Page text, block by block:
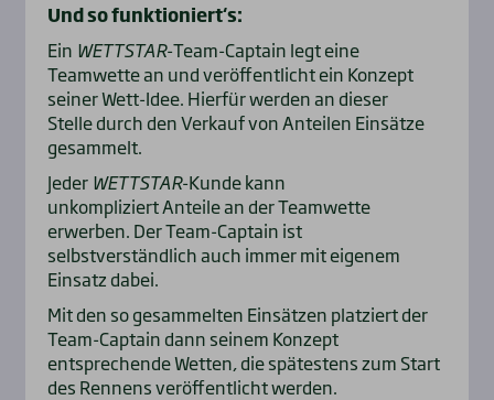
Und so funktioniert‘s:
Ein WETTSTAR-Team-Captain legt eine
Teamwette an und veröffentlicht ein Konzept
seiner Wett-Idee. Hierfür werden an dieser
Stelle durch den Verkauf von Anteilen Einsätze
gesammelt.
Jeder WETTSTAR-Kunde kann
unkompliziert Anteile an der Teamwette
erwerben. Der Team-Captain ist
selbstverständlich auch immer mit eigenem
Einsatz dabei.
Mit den so gesammelten Einsätzen platziert der
Team-Captain dann seinem Konzept
entsprechende Wetten, die spätestens zum Start
des Rennens veröffentlicht werden.